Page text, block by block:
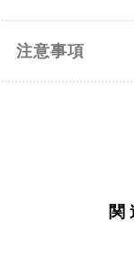
注意事項
関